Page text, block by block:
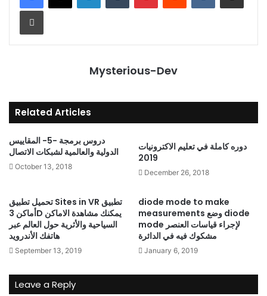
Mysterious-Dev
Related Articles
دروس برمجة -5- المقاييس
الدولية والعالمية لشبكات الاتصال
October 13, 2018
دوره كاملة في تعليم الاكترونيات
2019
December 26, 2018
تحميل تطبيق Sites in VR تطبيق
أماكن 3D يمكنك مشاهدة الاماكن
السياحية والأثرية حول العالم عبر
هاتفك الأندرويد
September 13, 2019
diode mode to make
measurements وضع diode
mode لإجراء قياسات العنصر
مشكوك فيه في الدائرة
January 6, 2019
Leave a Reply